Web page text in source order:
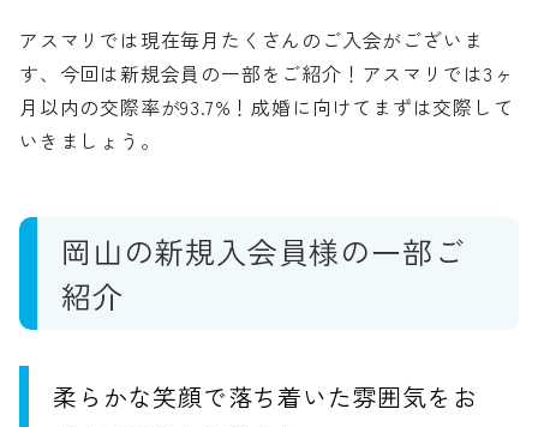
アスマリでは現在毎月たくさんのご入会がございま
す、今回は新規会員の一部をご紹介！アスマリでは3ヶ
月以内の交際率が93.7%！成婚に向けてまずは交際して
いきましょう。
岡山の新規入会員様の一部ご
紹介
柔らかな笑顔で落ち着いた雰囲気をお